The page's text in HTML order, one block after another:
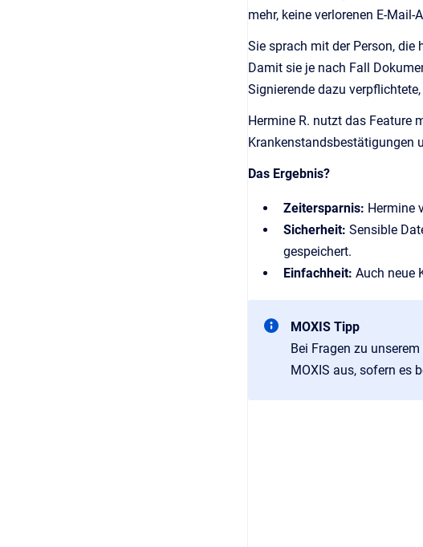
mehr, keine verlorenen E-
Sie sprach mit der Person,
Damit sie je nach Fall
Signierende dazu
Hermine R. nutzt das Feature
Krankenstandsbestätigungen
Das Ergebnis?
Zeitersparnis: Hermine
Sicherheit: Sensible
gespeichert.
Einfachheit: Auch neue
MOXIS Tipp
Bei Fragen zu
MOXIS aus, sofern es